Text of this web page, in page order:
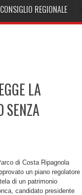
REGIONALE
LA
SENZA
di Costa Ripagnola
un piano regolatore
di un patrimonio
candidato presidente